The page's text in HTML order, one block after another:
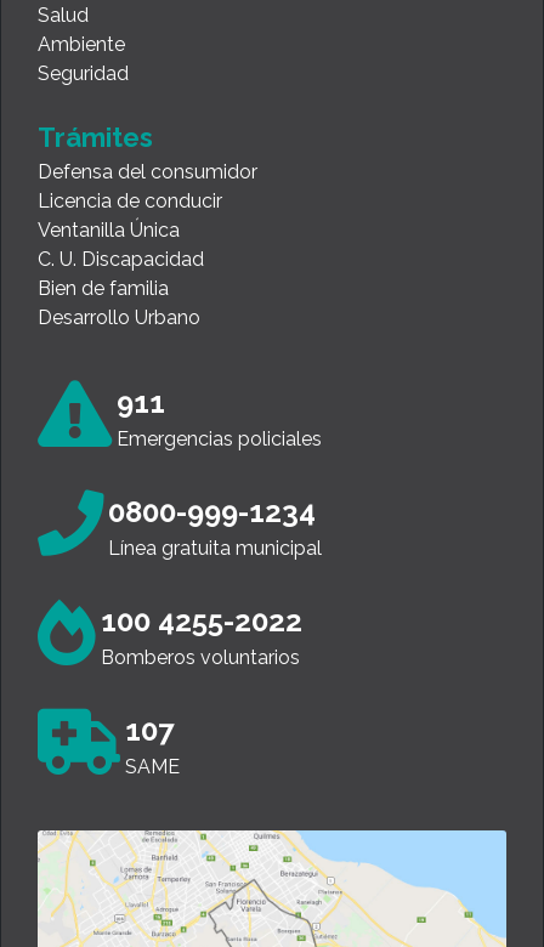
Salud
Ambiente
Seguridad
Trámites
Defensa del consumidor
Licencia de conducir
Ventanilla Única
C. U. Discapacidad
Bien de familia
Desarrollo Urbano
911
Emergencias policiales
0800-999-1234
Línea gratuita municipal
100 4255-2022
Bomberos voluntarios
107
SAME